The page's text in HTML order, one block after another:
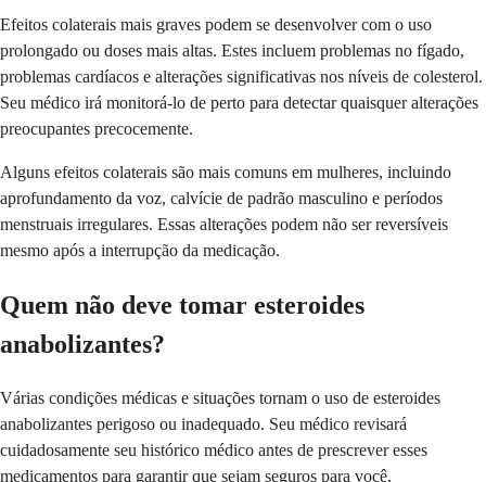
Efeitos colaterais mais graves podem se desenvolver com o uso
prolongado ou doses mais altas. Estes incluem problemas no fígado,
problemas cardíacos e alterações significativas nos níveis de colesterol.
Seu médico irá monitorá-lo de perto para detectar quaisquer alterações
preocupantes precocemente.
Alguns efeitos colaterais são mais comuns em mulheres, incluindo
aprofundamento da voz, calvície de padrão masculino e períodos
menstruais irregulares. Essas alterações podem não ser reversíveis
mesmo após a interrupção da medicação.
Quem não deve tomar esteroides
anabolizantes?
Várias condições médicas e situações tornam o uso de esteroides
anabolizantes perigoso ou inadequado. Seu médico revisará
cuidadosamente seu histórico médico antes de prescrever esses
medicamentos para garantir que sejam seguros para você.